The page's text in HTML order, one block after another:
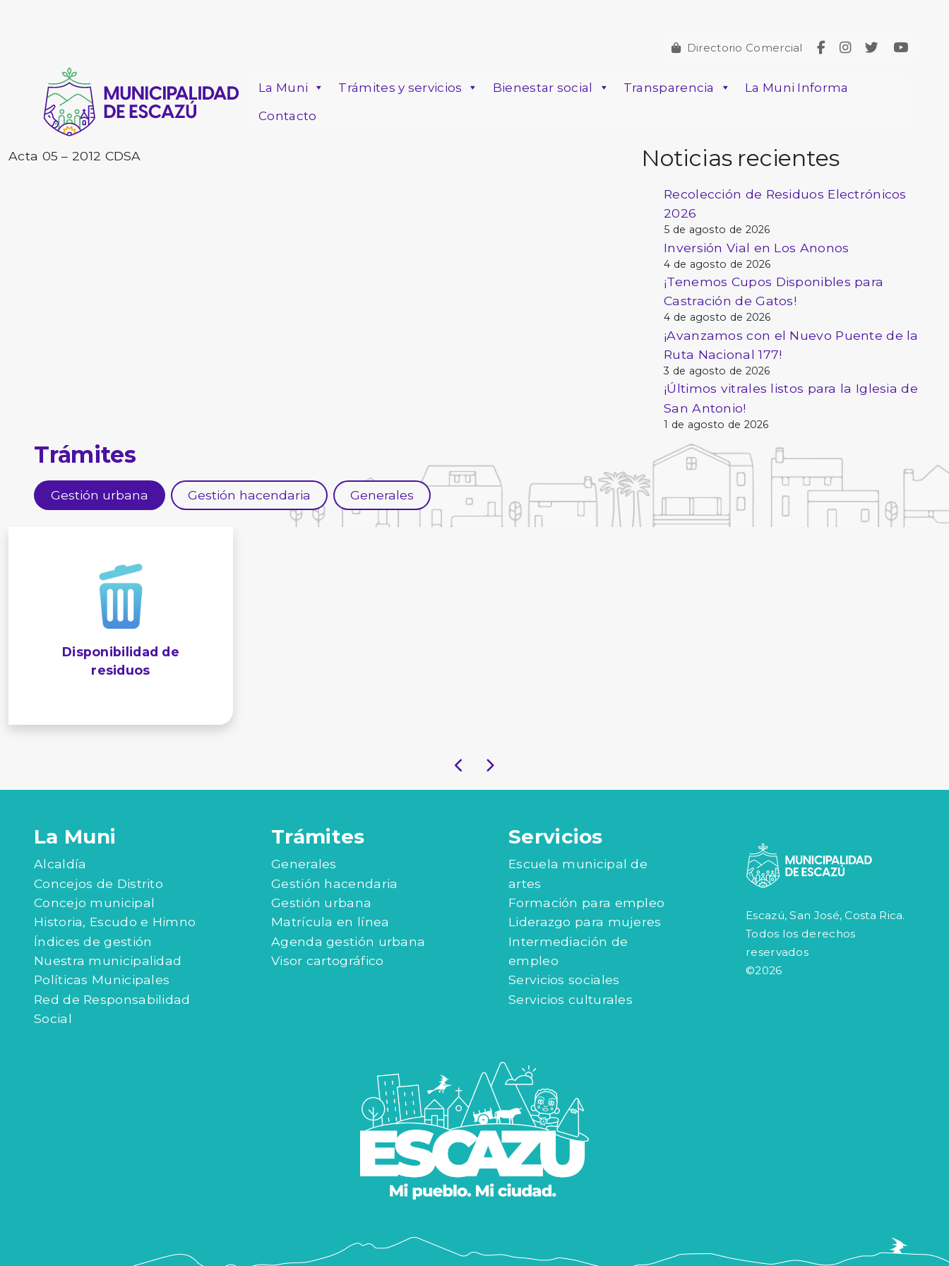
Directorio Comercial
La Muni Trámites y servicios Bienestar social Transparencia
La Muni Informa
Contacto
Acta 05 – 2012 CDSA Noticias recientes
Recolección de Residuos Electrónicos
2026
5 de agosto de 2026
Inversión Vial en Los Anonos
4 de agosto de 2026
¡Tenemos Cupos Disponibles para
Castración de Gatos!
4 de agosto de 2026
¡Avanzamos con el Nuevo Puente de la
Ruta Nacional 177!
3 de agosto de 2026
¡Últimos vitrales listos para la Iglesia de
San Antonio!
1 de agosto de 2026
Trámites
Gestión urbana Gestión hacendaria Generales
Disponibilidad de
residuos
La Muni
Alcaldía
Concejos de Distrito
Concejo municipal
Historia, Escudo e Himno
Índices de gestión
Nuestra municipalidad
Políticas Municipales
Red de Responsabilidad
Social
Trámites
Generales
Gestión hacendaria
Gestión urbana
Matrícula en línea
Agenda gestión urbana
Visor cartográfico
Servicios
Escuela municipal de
artes
Formación para empleo
Liderazgo para mujeres
Intermediación de
empleo
Servicios sociales
Servicios culturales
Escazú, San José, Costa Rica.
Todos los derechos
reservados
©2026